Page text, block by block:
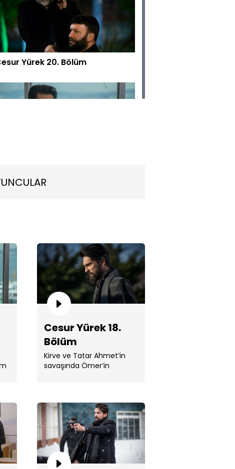
Yürek 20. Bölüm
Yürek 18. Bölüm
Cesur Yürek 18.
Bölüm
Kirve ve Tatar Ahmet’in
savaşında Ömer’in